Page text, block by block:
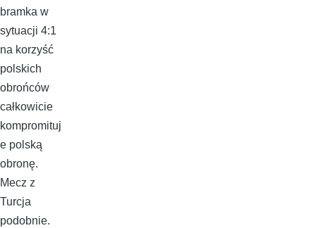
bramka w
sytuacji 4:1
na korzyść
polskich
obrońców
całkowicie
kompromituj
e polską
obronę.
Mecz z
Turcja
podobnie.